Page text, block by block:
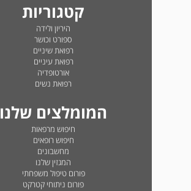
קטגוריות
היריון ולידה
ספורט וכושר
רפואת שיניים
רפואת עיניים
אורטופדיה
רפואת נשים
המומלצים שלנו
חיפוש מרפאות
חיפוש רופאים
מחשבונים
המגזין שלנו
פורום טיפול משפחתי
פורום ניתוחי קטרקט